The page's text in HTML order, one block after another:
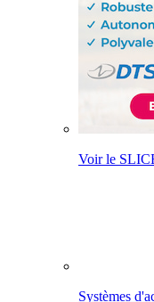
Voir le
Systèmes